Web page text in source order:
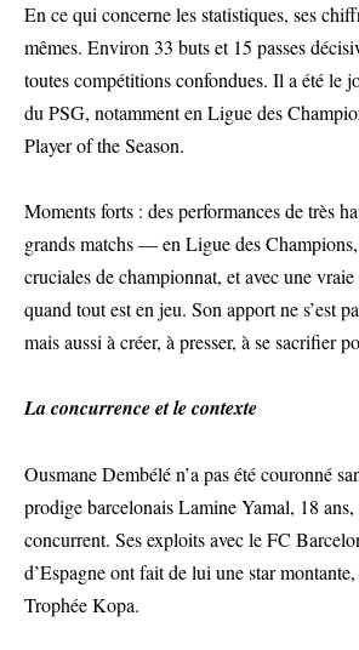
En ce qui concerne les statistiques, ses
mêmes. Environ 33 buts et 15 passes
toutes compétitions confondues. Il a été le
du PSG, notamment en Ligue des
Player of the Season.
Moments forts : des performances de très
grands matchs — en Ligue des
cruciales de championnat, et avec une vraie
quand tout est en jeu. Son apport ne s’est
mais aussi à créer, à presser, à se sacrifier
La concurrence et le contexte
Ousmane Dembélé n’a pas été couronné
prodige barcelonais Lamine Yamal, 18
concurrent. Ses exploits avec le FC
d’Espagne ont fait de lui une star
Trophée Kopa.